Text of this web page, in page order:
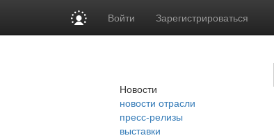
Войти Зарегистрироваться
Новости
новости отрасли
пресс-релизы
выставки